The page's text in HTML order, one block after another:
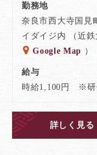
勤務地
奈良市西大寺国見
イダイジ内 （近
Google Map ）
給与
時給1,100円 ※研
詳しく見る